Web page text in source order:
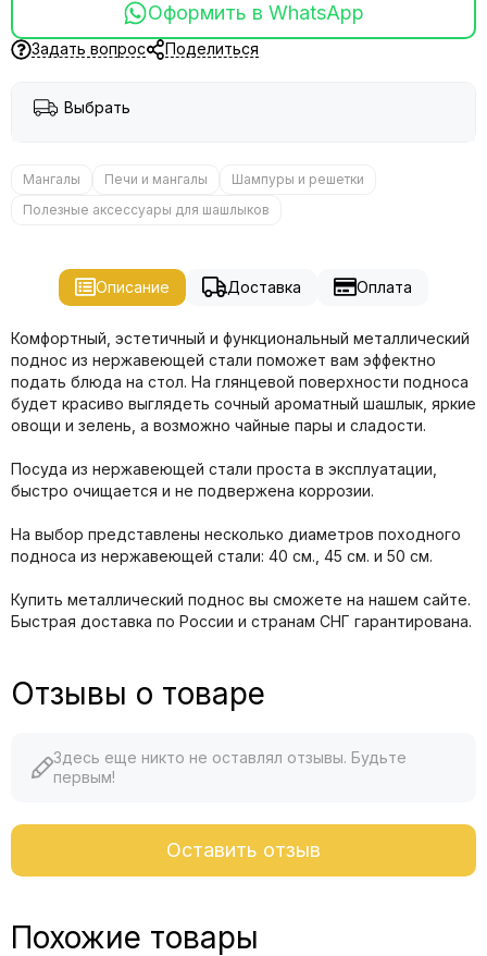
Оформить в WhatsApp
Задать вопрос Поделиться
Выбрать
Мангалы Печи и мангалы
Шампуры и решетки
Полезные аксессуары для шашлыков
Описание Доставка Оплата
Комфортный, эстетичный и функциональный металлический
поднос из нержавеющей стали поможет вам эффектно
подать блюда на стол. На глянцевой поверхности подноса
будет красиво выглядеть сочный ароматный шашлык, яркие
овощи и зелень, а возможно чайные пары и сладости.
Посуда из нержавеющей стали проста в эксплуатации,
быстро очищается и не подвержена коррозии.
На выбор представлены несколько диаметров походного
подноса из нержавеющей стали: 40 см., 45 см. и 50 см.
Купить металлический поднос вы сможете на нашем сайте.
Быстрая доставка по России и странам СНГ гарантирована.
Отзывы о товаре
Здесь еще никто не оставлял отзывы. Будьте
первым!
Оставить отзыв
Похожие товары